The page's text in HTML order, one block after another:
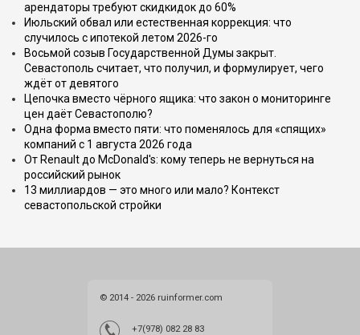
арендаторы требуют скидкидок до 60%
Июльский обвал или естественная коррекция: что
случилось с ипотекой летом 2026-го
Восьмой созыв Государственной Думы закрыт.
Севастополь считает, что получил, и формулирует, чего
ждёт от девятого
Цепочка вместо чёрного ящика: что закон о мониторинге
цен даёт Севастополю?
Одна форма вместо пяти: что поменялось для «спящих»
компаний с 1 августа 2026 года
От Renault до McDonald's: кому теперь не вернуться на
российский рынок
13 миллиардов — это много или мало? Контекст
севастопольской стройки
© 2014 - 2026 ruinformer.com
+7(978) 082 28 83